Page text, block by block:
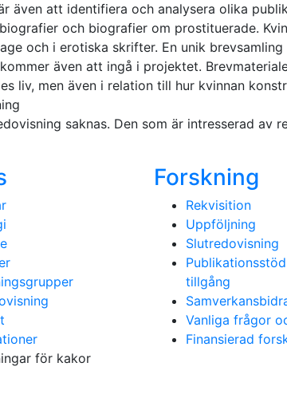
även att identifiera och analysera olika
och biografier om prostituerade.
och i erotiska skrifter. En unik
även att ingå i projektet.
liv, men även i relation till hur kvinnan
saknas. Den som är intresserad av
för kakor
Forskning
Rekvisition
Uppföljning
Slutredovisning
tillgång
Vanliga frågor
Finansierad